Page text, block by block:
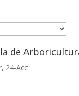
de
24-Acc